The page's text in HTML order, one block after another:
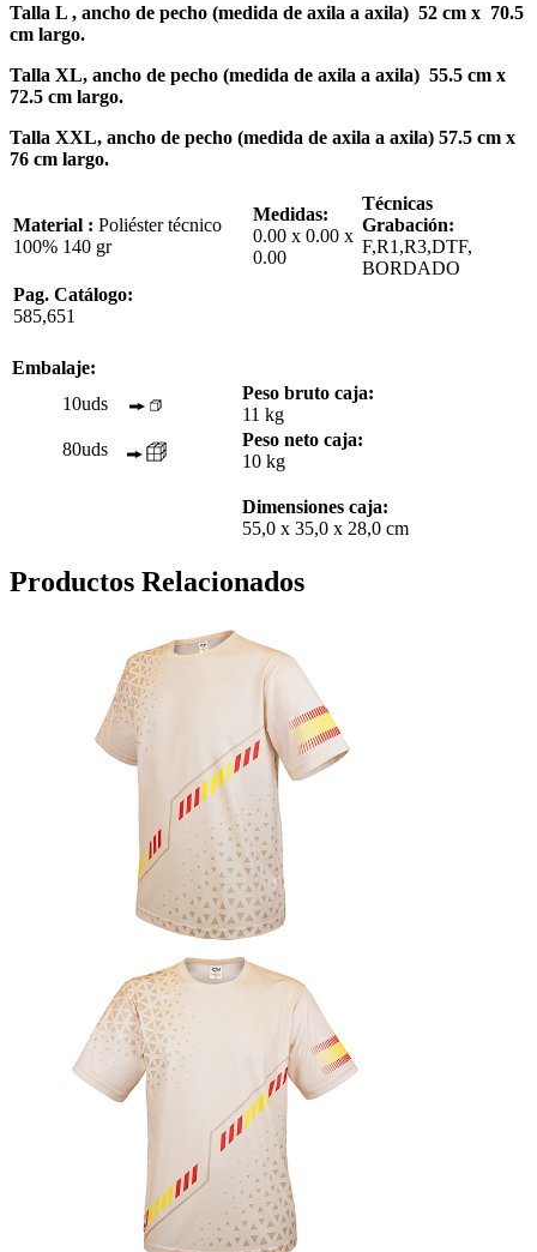
Talla L , ancho de pecho (medida de axila a axila) 52 cm x 70.5
cm largo.
Talla XL, ancho de pecho (medida de axila a axila) 55.5 cm x
72.5 cm largo.
Talla XXL, ancho de pecho (medida de axila a axila) 57.5 cm x
76 cm largo.
Material : Poliéster técnico
100% 140 gr
Medidas:
0.00 x 0.00 x
0.00
Técnicas
Grabación:
F,R1,R3,DTF,
BORDADO
Pag. Catálogo:
585,651
Embalaje:
10uds
Peso bruto caja:
11 kg
80uds
Peso neto caja:
10 kg
Dimensiones caja:
55,0 x 35,0 x 28,0 cm
Productos Relacionados